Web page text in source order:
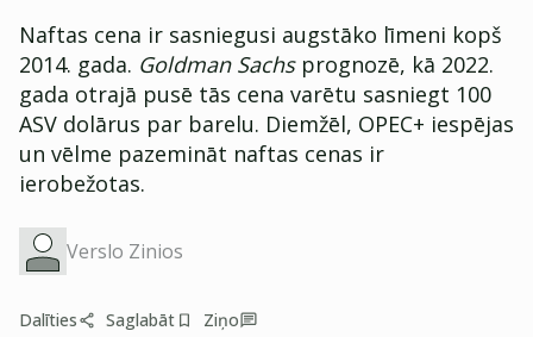
Naftas cena ir sasniegusi augstāko līmeni kopš
2014. gada. Goldman Sachs prognozē, kā 2022.
gada otrajā pusē tās cena varētu sasniegt 100
ASV dolārus par barelu. Diemžēl, OPEC+ iespējas
un vēlme pazemināt naftas cenas ir
ierobežotas.
Verslo Zinios
Dalīties Saglabāt Ziņo